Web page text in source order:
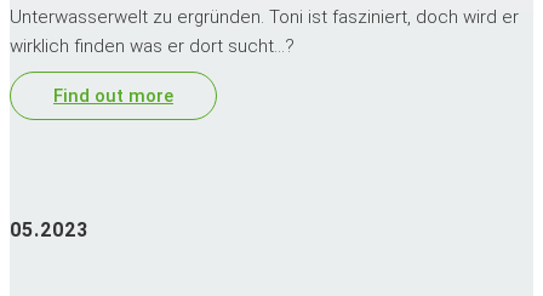
Unterwasserwelt zu ergründen. Toni ist fasziniert, doch wird er
wirklich finden was er dort sucht...?
Find out more
05.2023